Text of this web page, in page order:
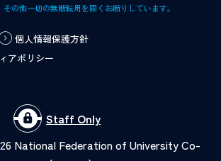
個人情報保護方針
アポリシー
の他一切の無断転用を固くお断りしています。
Staff Only
National Federation of University Co-